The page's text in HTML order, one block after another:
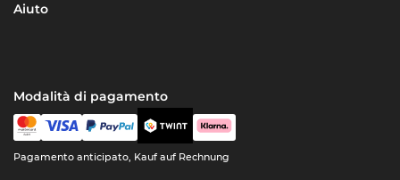
Aiuto
Modalità di pagamento
Pagamento anticipato, Kauf auf Rechnung